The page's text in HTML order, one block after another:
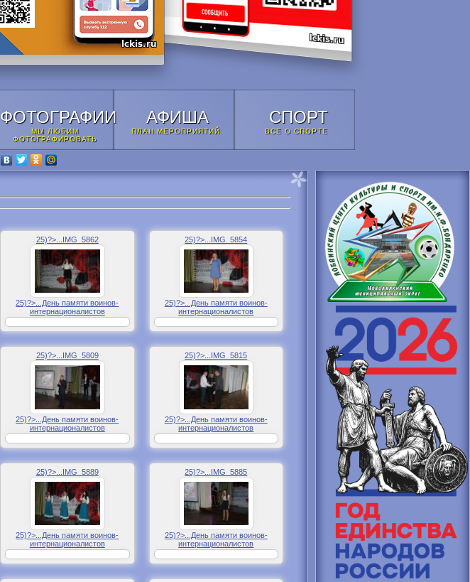
ФОТОГРАФИИ
МЫ ЛЮБИМ
ФОТОГРАФИРОВАТЬ
АФИША
ПЛАН МЕРОПРИЯТИЙ
СПОРТ
ВСЕ О СПОРТЕ
25)?>...IMG_5862
25)?>...День памяти воинов-
интернационалистов
25)?>...IMG_5854
25)?>...День памяти воинов-
интернационалистов
25)?>...IMG_5809
25)?>...День памяти воинов-
интернационалистов
25)?>...IMG_5815
25)?>...День памяти воинов-
интернационалистов
25)?>...IMG_5889
25)?>...День памяти воинов-
интернационалистов
25)?>...IMG_5885
25)?>...День памяти воинов-
интернационалистов